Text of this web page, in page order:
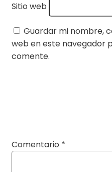
Sitio web
Guardar mi nombre,
web en este navegador
comente.
Comentario *